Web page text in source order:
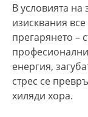
В условията
изисквания
прегарянето –
енергия,
стрес се
хиляди хора.